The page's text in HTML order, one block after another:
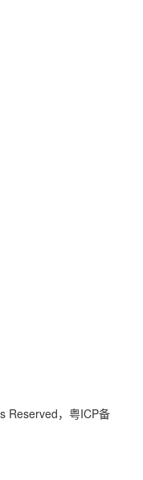
Reserved，粤ICP备